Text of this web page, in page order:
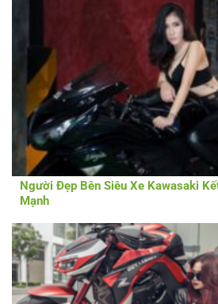
Người Đẹp Bên Siêu Xe Kawasaki
Mạnh